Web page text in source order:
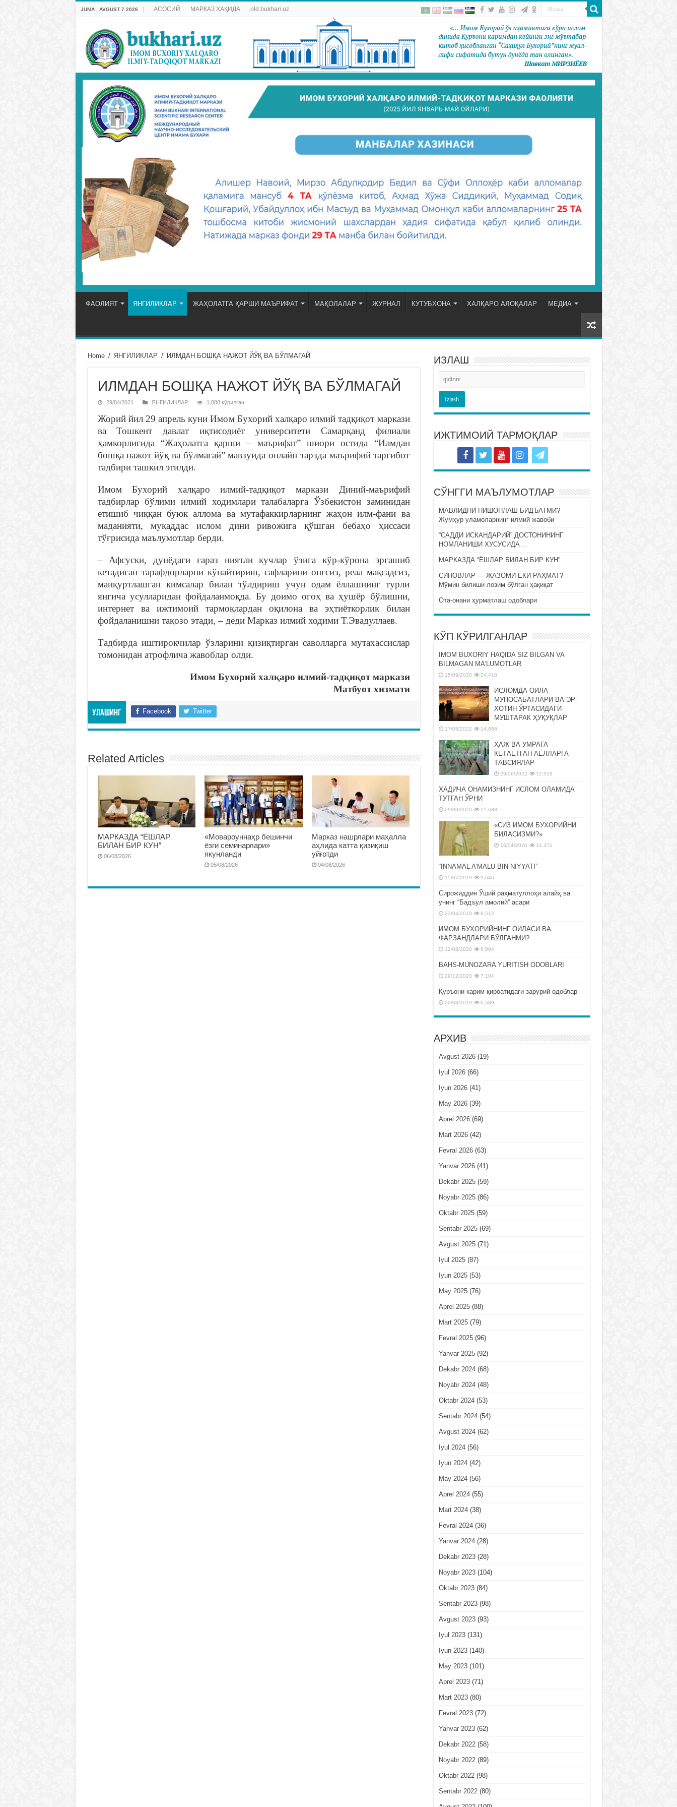
JUMA , AVGUST 7 2026 АСОСИЙ МАРКАЗ ҲАҚИДА old.bukhari.uz
ФАОЛИЯТ ЯНГИЛИКЛАР ЖАҲОЛАТГА ҚАРШИ МАЪРИФАТ МАҚОЛАЛАР ЖУРНАЛ КУТУБХОНА ХАЛҚАРО АЛОҚАЛАР МЕДИА
Home / ЯНГИЛИКЛАР / ИЛМДАН БОШҚА НАЖОТ ЙЎҚ ВА БЎЛМАГАЙ
ИЛМДАН БОШҚА НАЖОТ ЙЎҚ ВА БЎЛМАГАЙ
29/04/2021 ЯНГИЛИКЛАР 1,888 кўрилган
Жорий йил 29 апрель куни Имом Бухорий халқаро илмий тадқиқот маркази
ва Тошкент давлат иқтисодиёт университети Самарқанд филиали
ҳамкорлигида “Жаҳолатга қарши – маърифат” шиори остида “Илмдан
бошқа нажот йўқ ва бўлмагай” мавзуида онлайн тарзда маърифий тарғибот
тадбири ташкил этилди.
Имом Бухорий халқаро илмий-тадқиқот маркази Диний-маърифий
тадбирлар бўлими илмий ходимлари талабаларга Ўзбекистон заминидан
етишиб чиққан буюк аллома ва мутафаккирларнинг жаҳон илм-фани ва
маданияти, муқаддас ислом дини ривожига қўшган бебаҳо ҳиссаси
тўғрисида маълумотлар берди.
– Афсуски, дунёдаги ғараз ниятли кучлар ўзига кўр-кўрона эргашиб
кетадиган тарафдорларни кўпайтириш, сафларини онгсиз, реал мақсадсиз,
манқуртлашган кимсалар билан тўлдириш учун одам ёллашнинг турли
янгича усулларидан фойдаланмоқда. Бу доимо огоҳ ва ҳушёр бўлишни,
интернет ва ижтимоий тармоқлардан оқилона ва эҳтиёткорлик билан
фойдаланишни тақозо этади, – деди Марказ илмий ходими Т.Эвадуллаев.
Тадбирда иштирокчилар ўзларини қизиқтирган саволларга мутахассислар
томонидан атрофлича жавоблар олди.
Имом Бухорий халқаро илмий-тадқиқот маркази
Матбуот хизмати
Улашинг Facebook Twitter
Related Articles
МАРКАЗДА “ЁШЛАР
БИЛАН БИР КУН”
06/08/2026
«Мовароуннаҳр бешинчи
ёзги семинарлари»
якунланди
05/08/2026
Марказ нашрлари маҳалла
аҳлида катта қизиқиш
уйғотди
04/08/2026
ИЗЛАШ
ИЖТИМОИЙ ТАРМОҚЛАР
СЎНГГИ МАЪЛУМОТЛАР
МАВЛИДНИ НИШОНЛАШ БИДЪАТМИ?
Жумҳур уламоларнинг илмий жавоби
“САДДИ ИСКАНДАРИЙ” ДОСТОНИНИНГ
НОМЛАНИШИ ХУСУСИДА…
МАРКАЗДА “ЁШЛАР БИЛАН БИР КУН”
СИНОВЛАР — ЖАЗОМИ ЁКИ РАҲМАТ?
Мўмин билиши лозим бўлган ҳақиқат
Ота-онани ҳурматлаш одоблари
КЎП КЎРИЛГАНЛАР
IMOM BUXORIY HAQIDA SIZ BILGAN VA
BILMAGAN MA’LUMOTLAR
15/09/2020 24,418
ИСЛОМДА ОИЛА
МУНОСАБАТЛАРИ ВА ЭР-
ХОТИН ЎРТАСИДАГИ
МУШТАРАК ҲУҚУҚЛАР
17/05/2022 14,058
ҲАЖ ВА УМРАГА
КЕТАЁТГАН АЁЛЛАРГА
ТАВСИЯЛАР
29/06/2022 12,519
ХАДИЧА ОНАМИЗНИНГ ИСЛОМ ОЛАМИДА
ТУТГАН ЎРНИ
29/09/2020 11,638
«СИЗ ИМОМ БУХОРИЙНИ
БИЛАСИЗМИ?»
16/04/2020 11,371
“INNAMAL A’MALU BIN NIYYATI”
15/07/2019 9,646
Сирожиддин Ўший раҳматуллоҳи алайҳ ва
унинг “Бадъул амолий” асари
23/04/2019 8,512
ИМОМ БУХОРИЙНИНГ ОИЛАСИ ВА
ФАРЗАНДЛАРИ БЎЛГАНМИ?
12/08/2020 8,004
BAHS-MUNOZARA YURITISH ODOBLARI
29/12/2020 7,104
Қуръони карим қироатидаги зарурий одоблар
20/03/2019 6,589
АРХИВ
Avgust 2026(19)
Iyul 2026(66)
Iyun 2026(41)
May 2026(39)
Aprel 2026(69)
Mart 2026(42)
Fevral 2026(63)
Yanvar 2026(41)
Dekabr 2025(59)
Noyabr 2025(86)
Oktabr 2025(59)
Sentabr 2025(69)
Avgust 2025(71)
Iyul 2025(87)
Iyun 2025(53)
May 2025(76)
Aprel 2025(88)
Mart 2025(79)
Fevral 2025(96)
Yanvar 2025(92)
Dekabr 2024(68)
Noyabr 2024(48)
Oktabr 2024(53)
Sentabr 2024(54)
Avgust 2024(62)
Iyul 2024(56)
Iyun 2024(42)
May 2024(56)
Aprel 2024(55)
Mart 2024(38)
Fevral 2024(36)
Yanvar 2024(28)
Dekabr 2023(28)
Noyabr 2023(104)
Oktabr 2023(84)
Sentabr 2023(98)
Avgust 2023(93)
Iyul 2023(131)
Iyun 2023(140)
May 2023(101)
Aprel 2023(71)
Mart 2023(80)
Fevral 2023(72)
Yanvar 2023(62)
Dekabr 2022(58)
Noyabr 2022(89)
Oktabr 2022(98)
Sentabr 2022(80)